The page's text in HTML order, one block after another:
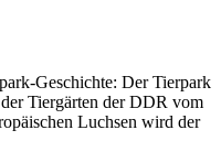
Geschichte: Der Tierpark
Tiergärten der DDR vom
Luchsen wird der